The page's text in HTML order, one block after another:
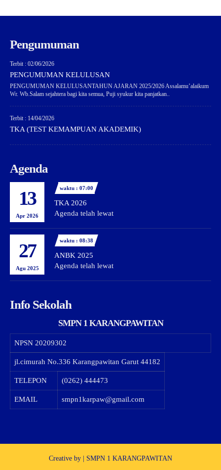
Pengumuman
Terbit : 02/06/2026
PENGUMUMAN KELULUSAN
PENGUMUMAN KELULUSANTAHUN AJARAN 2025/2026 Assalamu’alaikum
Wr. Wb.Salam sejahtera bagi kita semua, Puji syukur kita panjatkan..
Terbit : 14/04/2026
TKA (TEST KEMAMPUAN AKADEMIK)
Agenda
13
Apr 2026
waktu : 07:00
TKA 2026
Agenda telah lewat
27
Agu 2025
waktu : 08:38
ANBK 2025
Agenda telah lewat
Info Sekolah
SMPN 1 KARANGPAWITAN
NPSN 20209302
jl.cimurah No.336 Karangpawitan Garut 44182
TELEPON (0262) 444473
EMAIL smpn1karpaw@gmail.com
Creative by | SMPN 1 KARANGPAWITAN